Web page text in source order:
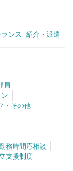
ンス 紹介・派遣
員
・その他
務時間応相談
支援制度